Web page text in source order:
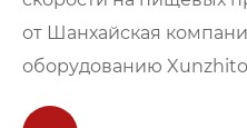
от Шанхайская
оборудованию